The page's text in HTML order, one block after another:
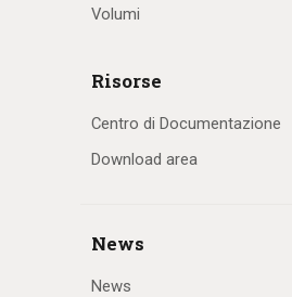
Volumi
Risorse
Centro di Documentazione
Download area
News
News